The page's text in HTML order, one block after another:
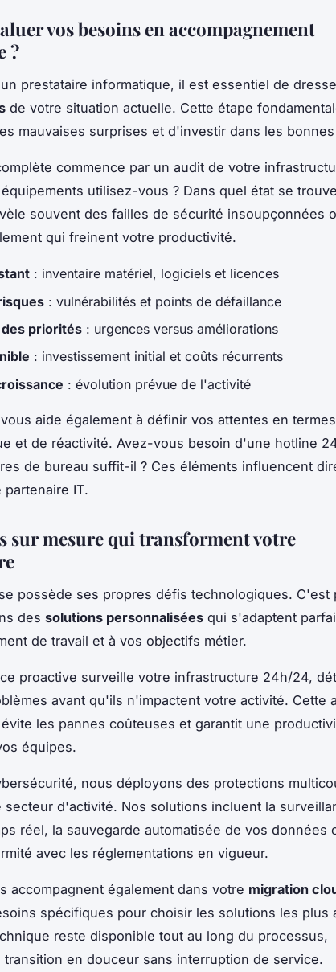
vos besoins en accompagnement
?
prestataire informatique, il est essentiel de
de votre situation actuelle. Cette étape
mauvaises surprises et d'investir dans les
commence par un audit de votre
utilisez-vous ? Dans quel état se
souvent des failles de sécurité insoupçonnées
qui freinent votre productivité.
: inventaire matériel, logiciels et licences
: vulnérabilités et points de défaillance
priorités : urgences versus améliorations
: investissement initial et coûts récurrents
: évolution prévue de l'activité
aide également à définir vos attentes en
et de réactivité. Avez-vous besoin d'une hotline
de bureau suffit-il ? Ces éléments influencent
IT.
sur mesure qui transforment votre
possède ses propres défis technologiques. C'est
des solutions personnalisées qui s'adaptent
de travail et à vos objectifs métier.
proactive surveille votre infrastructure 24h/24,
avant qu'ils n'impactent votre activité. Cette
les pannes coûteuses et garantit une
équipes.
nous déployons des protections
secteur d'activité. Nos solutions incluent la
réel, la sauvegarde automatisée de vos données
avec les réglementations en vigueur.
accompagnent également dans votre migration
spécifiques pour choisir les solutions les plus
reste disponible tout au long du processus,
transition en douceur sans interruption de service.